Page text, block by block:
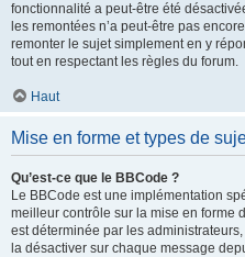
fonctionnalité a peut-être été
les remontées n’a peut-être pas
remonter le sujet simplement en y
tout en respectant les règles du forum.
Haut
Mise en forme et types de
Qu’est-ce que le BBCode ?
Le BBCode est une implémentation
meilleur contrôle sur la mise en forme
est déterminée par les
la désactiver sur chaque message